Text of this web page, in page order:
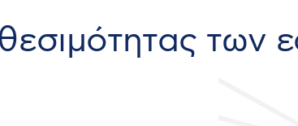
των